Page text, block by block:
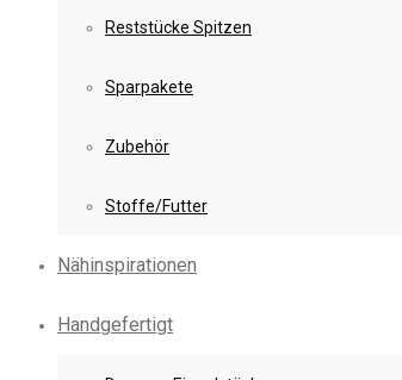
Reststücke Spitzen
Sparpakete
Zubehör
Stoffe/Futter
Nähinspirationen
Handgefertigt